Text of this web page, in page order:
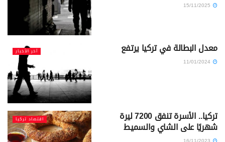
آخر الأخبار معدل البطالة في تركيا يرتفع
اقتصاد تركيا تركيا.. الأسرة تنفق 7200 ليرة
شهريًا على الشاي والسميط